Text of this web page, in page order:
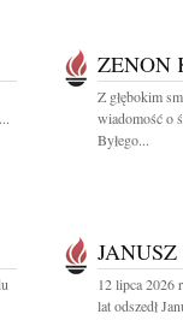
ZENON
Z głębokim
wiadomość o
Byłego...
12 lipca 2026
lat odszedł